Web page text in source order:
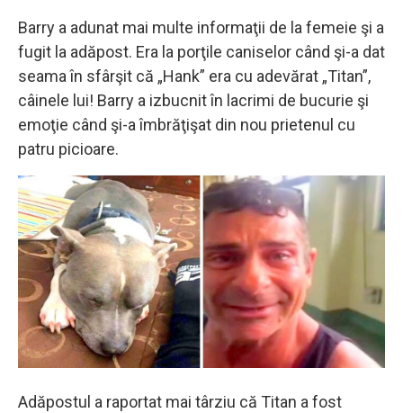
Barry a adunat mai multe informaţii de la femeie şi a
fugit la adăpost. Era la porţile caniselor când şi-a dat
seama în sfârşit că „Hank” era cu adevărat „Titan”,
câinele lui! Barry a izbucnit în lacrimi de bucurie şi
emoţie când şi-a îmbrăţişat din nou prietenul cu
patru picioare.
Adăpostul a raportat mai târziu că Titan a fost